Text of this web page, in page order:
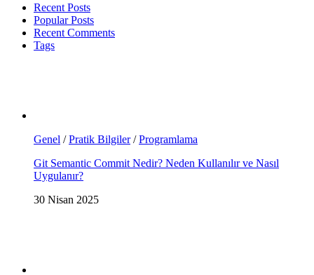
Recent Posts
Popular Posts
Recent Comments
Tags
Genel /Pratik Bilgiler/Programlama
Git Semantic Commit Nedir? Neden Kullanılır ve Nasıl
Uygulanır?
30 Nisan 2025